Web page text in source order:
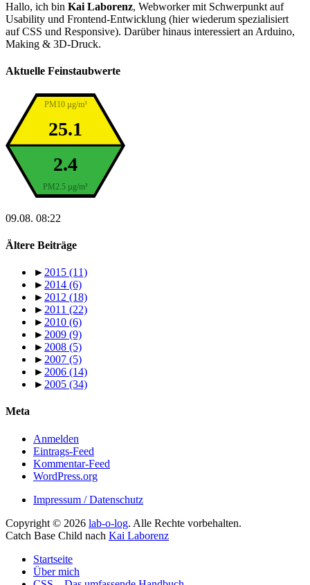
Hallo, ich bin Kai Laborenz, Webworker mit Schwerpunkt auf
Usability und Frontend-Entwicklung (hier wiederum spezialisiert
auf CSS und Responsive). Darüber hinaus interessiert an Arduino,
Making & 3D-Druck.
Aktuelle Feinstaubwerte
PM10 µg/m³
PM2.5 µg/m³
25.1
2.4
09.08. 08:22
Ältere Beiträge
► 2015 (11)
► 2014 (6)
► 2012 (18)
► 2011 (22)
► 2010 (6)
► 2009 (9)
► 2008 (5)
► 2007 (5)
► 2006 (14)
► 2005 (34)
Meta
Anmelden
Eintrags-Feed
Kommentar-Feed
WordPress.org
Impressum / Datenschutz
Copyright © 2026 lab-o-log. Alle Rechte vorbehalten.
Catch Base Child nach Kai Laborenz
oben
scrollen
Startseite
Über mich